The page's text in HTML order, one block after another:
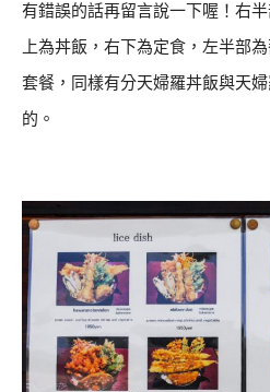
有錯誤的話再留言說一下喔！右
上為丼飯，右下為定食，左半部
套餐，同樣有分天婦羅丼飯與天
的。